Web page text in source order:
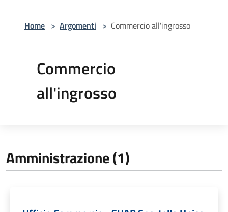
Home > Argomenti > Commercio all'ingrosso
Commercio
all'ingrosso
Amministrazione (1)